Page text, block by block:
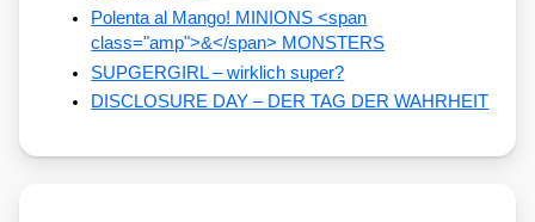
Polenta al Mango! MINIONS <span
class="amp">&</span> MONSTERS
SUPGERGIRL – wirklich super?
DISCLOSURE DAY – DER TAG DER WAHRHEIT